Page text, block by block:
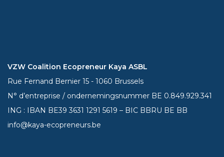
VZW Coalition Ecopreneur Kaya ASBL
Rue Fernand Bernier 15 - 1060 Brussels
N° d’entreprise / ondernemingsnummer BE 0.849.929.341
ING : IBAN BE393631 1291 5619 – BIC BBRU BE BB
info@kaya-ecopreneurs.be